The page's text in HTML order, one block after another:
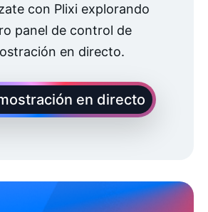
con Plixi explorando
panel de control de
en directo.
en directo